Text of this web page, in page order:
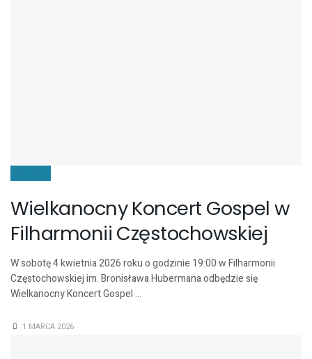
Wielkanocny Koncert Gospel w
Filharmonii Częstochowskiej
W sobotę 4 kwietnia 2026 roku o godzinie 19:00 w Filharmonii
Częstochowskiej im. Bronisława Hubermana odbędzie się
Wielkanocny Koncert Gospel ...
1 MARCA 2026